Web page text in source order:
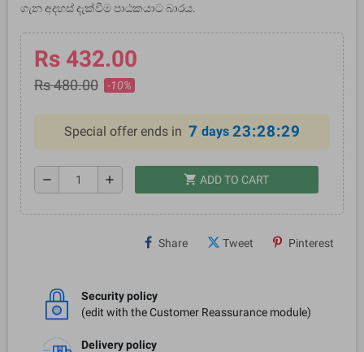
ගැන අදහස් දැක්වීම පාඨකයාට බාරය.
Rs 432.00
Rs 480.00 -10%
Special offer ends in 7 days 23:28:29
remove add shopping_cart ADD TO CART
Share Tweet Pinterest
Security policy
(edit with the Customer Reassurance module)
Delivery policy